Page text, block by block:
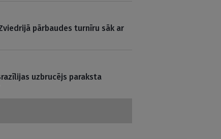
pārbaudes turnīru sāk ar
uzbrucējs paraksta